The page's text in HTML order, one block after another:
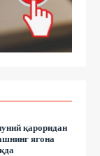
қароридан
ягона